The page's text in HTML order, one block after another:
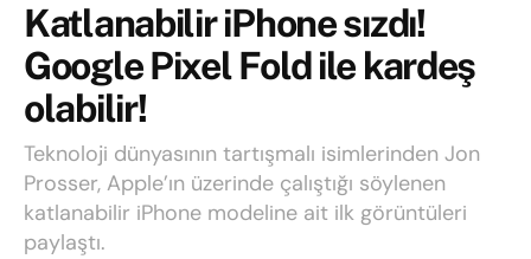
Katlanabilir iPhone sızdı!
Google Pixel Fold ile kardeş
olabilir!
Teknoloji dünyasının tartışmalı isimlerinden Jon
Prosser, Apple’ın üzerinde çalıştığı söylenen
katlanabilir iPhone modeline ait ilk görüntüleri
paylaştı.